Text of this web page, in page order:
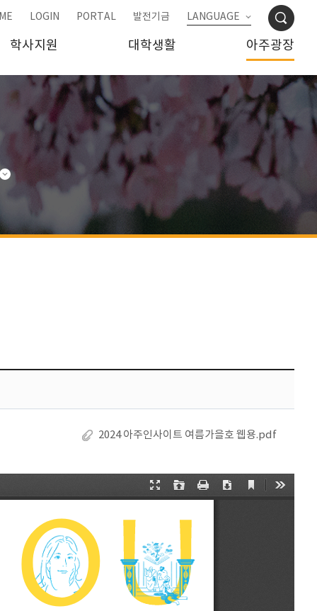
LOGIN PORTAL 발전기금 LANGUAGE
학사지원 대학생활 아주광장
2024 아주인사이트 여름가을호 웹용.pdf